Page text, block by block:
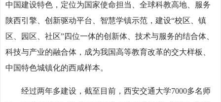
中国建设特色，定位为国家使命担当、全球科教高地、服务
陕西引擎、创新驱动平台、智慧学镇示范，建设“校区、镇
区、园区、社区”四位一体的创新体、技术与服务的结合体、
科技与产业的融合体，成为我国高等教育改革的交大样板、
中国特色城镇化的西咸样本。
经过两年多建设，截至目前，西安交通大学7000多名师